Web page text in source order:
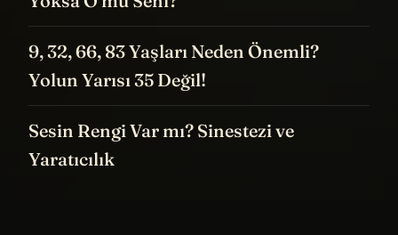
9, 32, 66, 83 Yaşları Neden Önemli?
Yolun Yarısı 35 Değil!
Sesin Rengi Var mı? Sinestezi ve
Yaratıcılık